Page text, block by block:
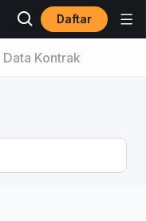
Daftar
Data Kontrak